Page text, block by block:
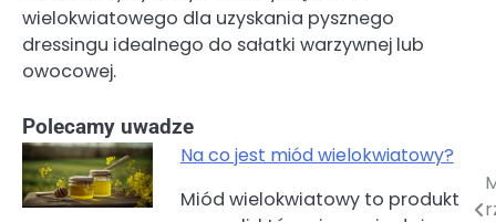
wielokwiatowego dla uzyskania pysznego
dressingu idealnego do sałatki warzywnej lub
owocowej.
Polecamy uwadze
Na co jest miód wielokwiatowy?
Miód wielokwiatowy to produkt
Nawigacja